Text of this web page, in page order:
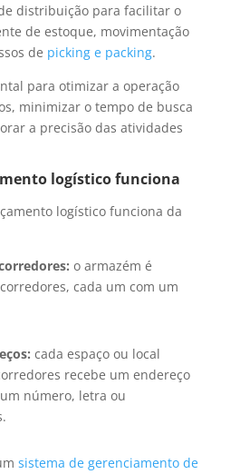
distribuição para facilitar o
de estoque, movimentação
de picking e packing.
para otimizar a operação
minimizar o tempo de busca
a precisão das atividades
logístico funciona
logístico funciona da
o armazém é
cada um com um
cada espaço ou local
recebe um endereço
número, letra ou
sistema de gerenciamento de